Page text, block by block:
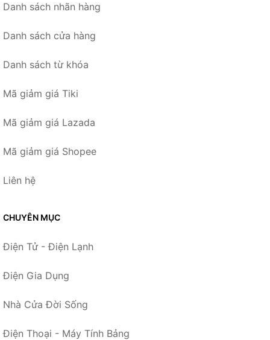
Danh sách nhãn hàng
Danh sách cửa hàng
Danh sách từ khóa
Mã giảm giá Tiki
Mã giảm giá Lazada
Mã giảm giá Shopee
Liên hệ
CHUYÊN MỤC
Điện Tử - Điện Lạnh
Điện Gia Dụng
Nhà Cửa Đời Sống
Điện Thoại - Máy Tính Bảng